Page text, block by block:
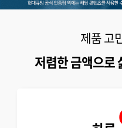
제품 고
저렴한 금액으로